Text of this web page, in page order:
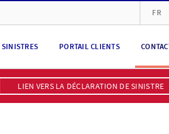
FR
IT
SINISTRES PORTAIL CLIENTS
LIEN VERS LA DÉCLARATION DE SINISTRE